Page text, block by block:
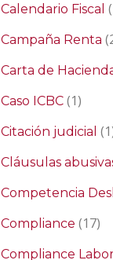
Calendario Fiscal
Campaña Renta
Carta de
Caso ICBC (1)
Citación judicial
Cláusulas
Competencia
Compliance (17)
Compliance